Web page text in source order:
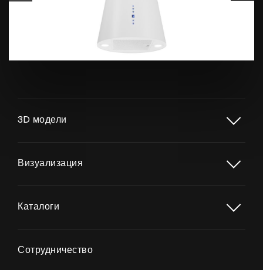
3D модели
Визуализация
Каталоги
Сотрудничество